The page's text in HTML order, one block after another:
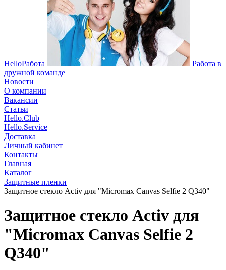
HelloРабота
Работа в
дружной команде
Новости
О компании
Вакансии
Статьи
Hello.Club
Hello.Service
Доставка
Личный кабинет
Контакты
Главная
Каталог
Защитные пленки
Защитное стекло Activ для "Micromax Canvas Selfie 2 Q340"
Защитное стекло Activ для
"Micromax Canvas Selfie 2
Q340"